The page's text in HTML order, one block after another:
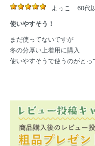
よっこ 60代
使いやすそう！
まだ使ってないですが
冬の分厚い上着用に購入
使いやすそうで使うのがとっ